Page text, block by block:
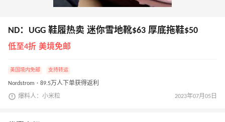
ND：UGG 鞋履热卖 迷你雪地靴$63 厚底拖鞋$50
低至4折 美境免邮
美国境内免邮 支持转运
Nordstrom · 89.5万人下单获得返利
爆料人：小米粒 2023年07月05日